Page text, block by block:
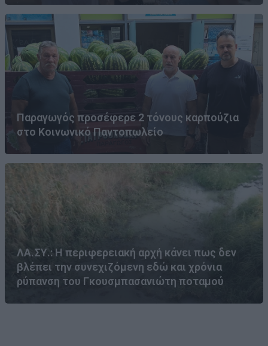
Παραγωγός προσέφερε 2 τόνους καρπούζια
στο Κοινωνικό Παντοπωλείο
ΛΑ.ΣΥ.: Η περιφερειακή αρχή κάνει πως δεν
βλέπει την συνεχιζόμενη εδώ και χρόνια
ρύπανση του Γκουσμπασανιώτη ποταμού